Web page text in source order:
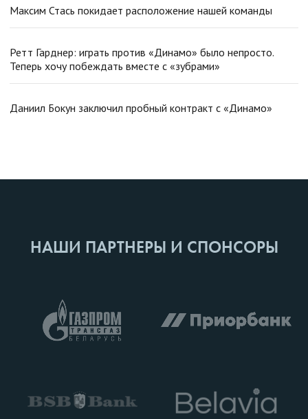
Максим Стась покидает расположение нашей команды
Ретт Гарднер: играть против «Динамо» было непросто.
Теперь хочу побеждать вместе с «зубрами»
Даниил Бокун заключил пробный контракт с «Динамо»
НАШИ ПАРТНЕРЫ И СПОНСОРЫ